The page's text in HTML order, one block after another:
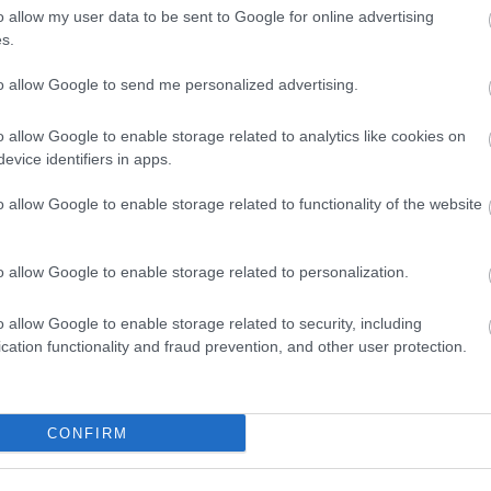
allow my user data to be sent to Google for online advertising
allow Google to send me personalized advertising.
allow Google to enable storage related to analytics like cookies on
identifiers in apps.
allow Google to enable storage related to functionality of the website
allow Google to enable storage related to personalization.
allow Google to enable storage related to security, including
functionality and fraud prevention, and other user protection.
CONFIRM
a történéseket folyamatosan narráló Frankie
évek óta ő a legrosszabb értékesítő, kirúgják az
beiratkozik egy továbbképzésre, ahol fogorvosi
fel is veszik. A főnöke hatalmas arc, így ebben
még párjó mellékszereplőt. Brick kapott egy
évtizedes hagyományaihoz híven jóval
Frankie-Axl jelenetekért bőven megérte.
jól párosul a Modern Family-vel, mégis
humor ez, ám nem prosztó, és az eltalált
Az 4. évadra bátran adok 7/10-et, és ajánlom
eltérő, de nem túl extrém, befogadható
játék
M4